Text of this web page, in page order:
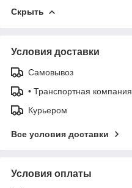
Скрыть
Условия доставки
Самовывоз
• Транспортная компания
Курьером
Все условия доставки
Условия оплаты